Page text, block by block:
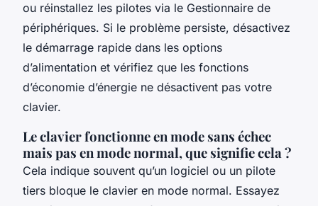
ou réinstallez les pilotes via le Gestionnaire de
périphériques. Si le problème persiste, désactivez
le démarrage rapide dans les options
d’alimentation et vérifiez que les fonctions
d’économie d’énergie ne désactivent pas votre
clavier.
Le clavier fonctionne en mode sans échec
mais pas en mode normal, que signifie cela ?
Cela indique souvent qu’un logiciel ou un pilote
tiers bloque le clavier en mode normal. Essayez